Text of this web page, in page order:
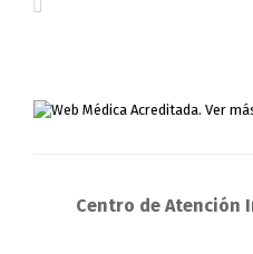
Centro de Atención